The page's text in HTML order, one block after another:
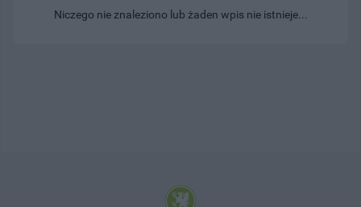
Niczego nie znaleziono lub żaden wpis nie istnieje...